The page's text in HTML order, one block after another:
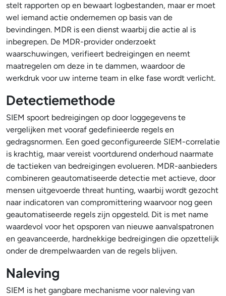
stelt rapporten op en bewaart logbestanden, maar er moet
wel iemand actie ondernemen op basis van de
bevindingen. MDR is een dienst waarbij die actie al is
inbegrepen. De MDR-provider onderzoekt
waarschuwingen, verifieert bedreigingen en neemt
maatregelen om deze in te dammen, waardoor de
werkdruk voor uw interne team in elke fase wordt verlicht.
Detectiemethode
SIEM spoort bedreigingen op door loggegevens te
vergelijken met vooraf gedefinieerde regels en
gedragsnormen. Een goed geconfigureerde SIEM-correlatie
is krachtig, maar vereist voortdurend onderhoud naarmate
de tactieken van bedreigingen evolueren. MDR-aanbieders
combineren geautomatiseerde detectie met actieve, door
mensen uitgevoerde threat hunting, waarbij wordt gezocht
naar indicatoren van compromittering waarvoor nog geen
geautomatiseerde regels zijn opgesteld. Dit is met name
waardevol voor het opsporen van nieuwe aanvalspatronen
en geavanceerde, hardnekkige bedreigingen die opzettelijk
onder de drempelwaarden van de regels blijven.
Naleving
SIEM is het gangbare mechanisme voor naleving van